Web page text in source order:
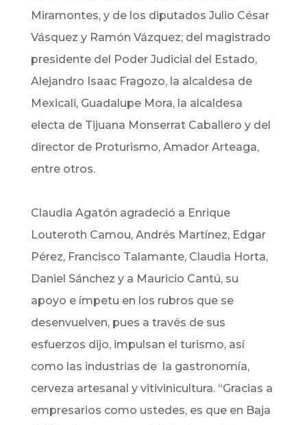
Miramontes, y de los diputados Julio César
Vásquez y Ramón Vázquez; del magistrado
presidente del Poder Judicial del Estado,
Alejandro Isaac Fragozo, la alcaldesa de
Mexicali, Guadalupe Mora, la alcaldesa
electa de Tijuana Monserrat Caballero y del
director de Proturismo, Amador Arteaga,
entre otros.
Claudia Agatón agradeció a Enrique
Louteroth Camou, Andrés Martínez, Edgar
Pérez, Francisco Talamante, Claudia Horta,
Daniel Sánchez y a Mauricio Cantú, su
apoyo e ímpetu en los rubros que se
desenvuelven, pues a través de sus
esfuerzos dijo, impulsan el turismo, así
como las industrias de la gastronomía,
cerveza artesanal y vitivinicultura. “Gracias a
empresarios como ustedes, es que en Baja